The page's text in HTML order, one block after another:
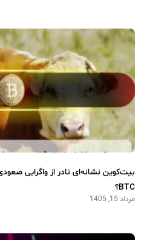
بیت‌کوین نشانه‌ای نادر از واگرایی
BTC؟
مرداد 15, 1405